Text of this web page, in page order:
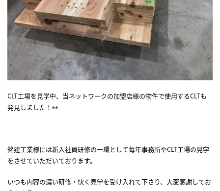
CLT工場を見学中、当ネットワークの加盟店様の物件で使用するCLTも
発見しました！👀
銘建工業様には新入社員研修の一環として毎年事務所やCLT工場の見学
をさせていただいております。
いつも内容の濃い研修・快く見学を受け入れて下さり、大変感謝してお